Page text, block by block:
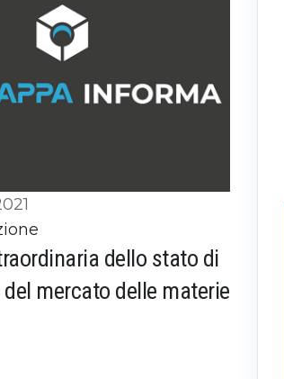
dello stato di
mercato delle materie